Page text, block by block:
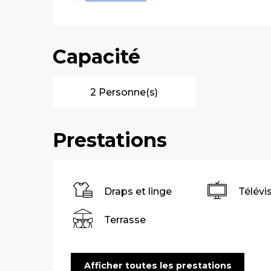
Capacité
2 Personne(s)
Prestations
Draps et linge
Terrasse
Afficher toutes les prestations